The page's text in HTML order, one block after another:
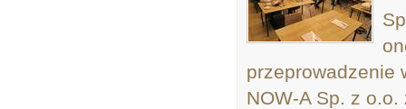
przeprowadzenie
NOW-A Sp. z o.o.